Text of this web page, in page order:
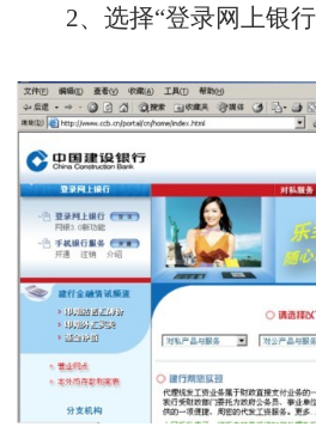
2、选择“登录网上银行